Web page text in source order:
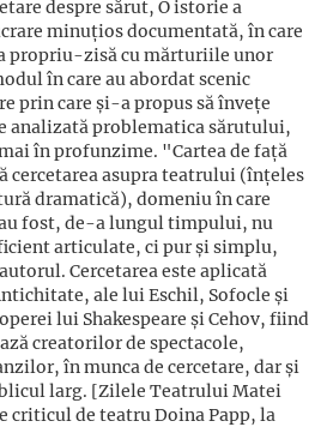
despre sărut, O istorie a
minuțios documentată, în care
propriu-zisă cu mărturiile unor
în care au abordat scenic
prin care și-a propus să învețe
analizată problematica sărutului,
în profunzime. "Cartea de față
cercetarea asupra teatrului (înțeles
dramatică), domeniu în care
fost, de-a lungul timpului, nu
articulate, ci pur și simplu,
Cercetarea este aplicată
ale lui Eschil, Sofocle și
lui Shakespeare și Cehov, fiind
creatorilor de spectacole,
în munca de cercetare, dar și
larg. [Zilele Teatrului Matei
criticul de teatru Doina Papp, la